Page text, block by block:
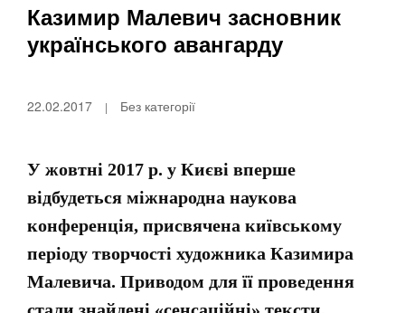
Казимир Малевич засновник
українського авангарду
22.02.2017 Без категорії
У жовтні 2017 р. у Києві вперше
відбудеться міжнародна наукова
конференція, присвячена київському
періоду творчості художника Казимира
Малевича. Приводом для її проведення